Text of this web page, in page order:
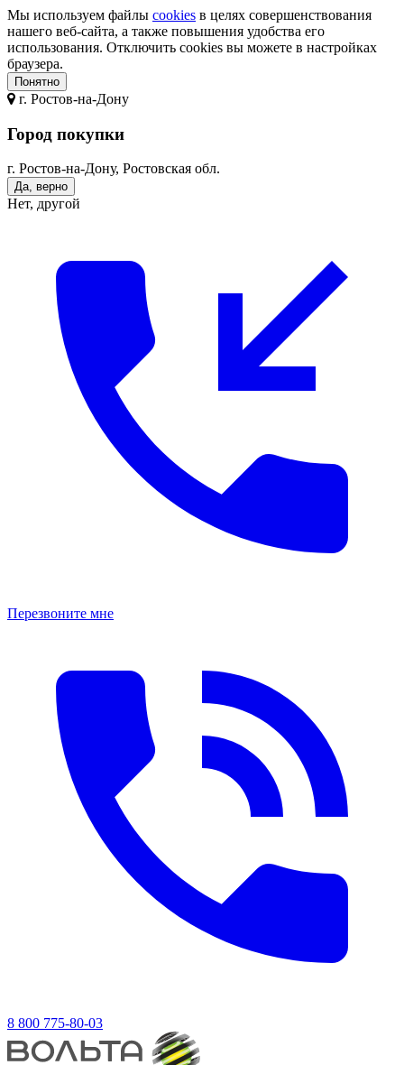
Мы используем файлы cookies в целях совершенствования
нашего веб-сайта, а также повышения удобства его
использования. Отключить cookies вы можете в настройках
браузера.
Понятно
г. Ростов-на-Дону
Город покупки
г. Ростов-на-Дону, Ростовская обл.
Да, верно
Нет, другой
Перезвоните мне
8 800 775-80-03